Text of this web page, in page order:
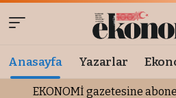
Anasayfa Yazarlar
EKONOMİ gazetesine